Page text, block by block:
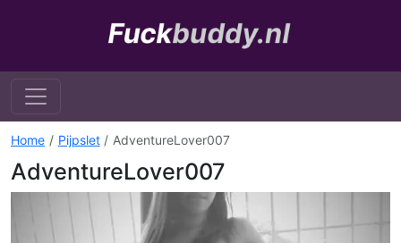
Home Pijpslet AdventureLover007
AdventureLover007